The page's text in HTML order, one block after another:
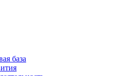
база